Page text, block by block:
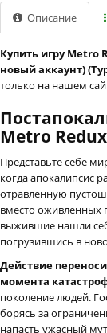
Описание
Купить игру Metro
новый аккаунт)
только на нашем
Metro
Представьте себе
когда апокалипсис
отравленную
вместо оживленных
выжившие нашли
погрузившись в
Действие
момента
поколение людей.
борясь за
напасть ужасный